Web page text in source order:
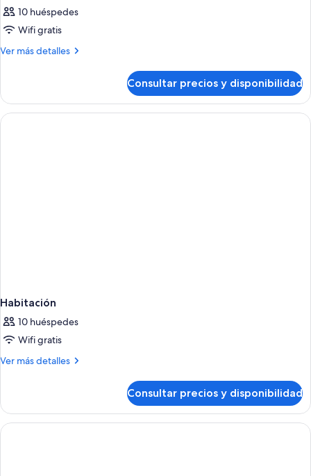
10 huéspedes
Wifi gratis
Ver más detalles
Más
Consultar precios y disponibilidad
Habitación
10 huéspedes
Wifi gratis
Ver más detalles
Más
Consultar precios y disponibilidad